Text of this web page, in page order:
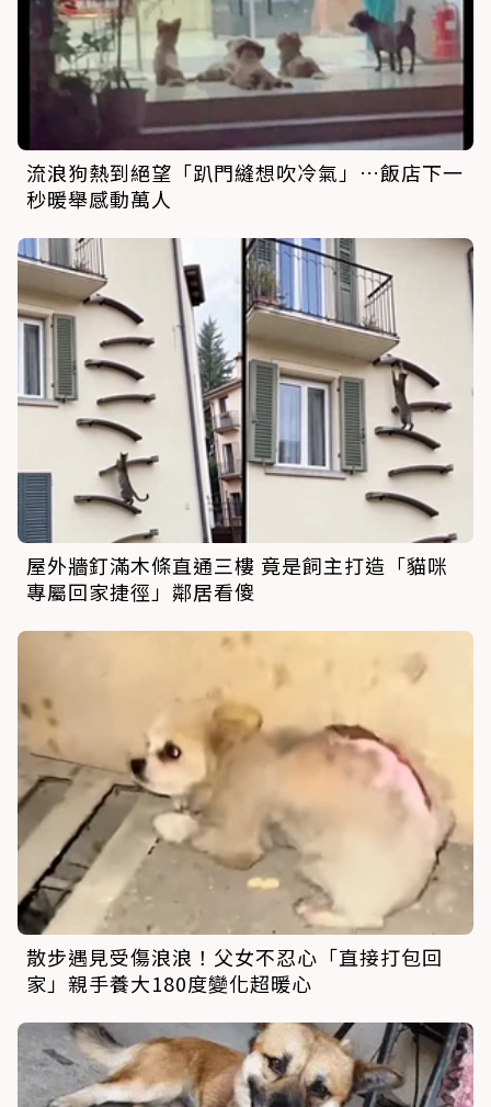
流浪狗熱到絕望「趴門縫想吹冷氣」…飯店下一
秒暖舉感動萬人
屋外牆釘滿木條直通三樓 竟是飼主打造「貓咪
專屬回家捷徑」鄰居看傻
散步遇見受傷浪浪！父女不忍心「直接打包回
家」親手養大180度變化超暖心